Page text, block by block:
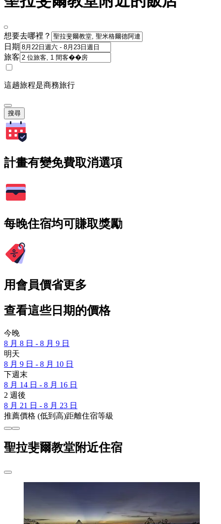
想要去哪裡？
日期
旅客
這趟旅程是商務旅行
搜尋
計畫有變免費取消選項
每晚住宿均可賺取獎勵
用會員價省更多
查看這些日期的價格
今晚
8 月 8 日 - 8 月 9 日
明天
8 月 9 日 - 8 月 10 日
下週末
8 月 14 日 - 8 月 16 日
2 週後
8 月 21 日 - 8 月 23 日
推薦價格 (低到高)距離住宿等級
聖拉斐爾教堂附近住宿